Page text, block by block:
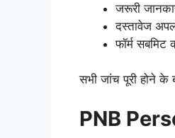
जरूरी
दस्तावेज
फॉर्म सबमिट
सभी जांच पूरी होने के
PNB